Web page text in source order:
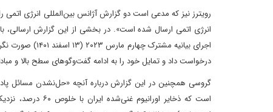
رویترز نیز که مدعی است دو گزارش آژانس بین‌المللی انرژی
انرژی اتمی ارسال شده است». در بخشی از این گزارش ارسالی،
اجرای بیانیه
درخواست داد و تمایل خود را به ادامه گفت‌وگو‌های سطح بالا و مبادلات فنی متعاقب آن که از
گروسی همچنین در این گزارش درباره آنچه «حل‌نشدن مسائل